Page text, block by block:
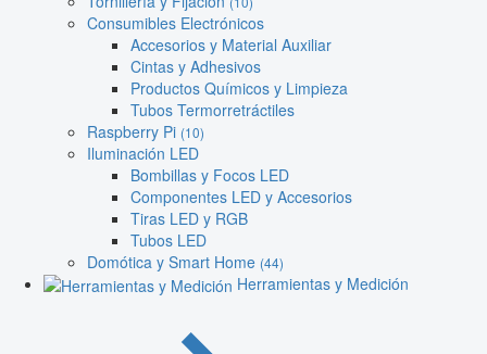
Consumibles Electrónicos
Accesorios y Material Auxiliar
Cintas y Adhesivos
Productos Químicos y Limpieza
Tubos Termorretráctiles
Raspberry Pi (10)
Iluminación LED
Bombillas y Focos LED
Componentes LED y Accesorios
Tiras LED y RGB
Tubos LED
Domótica y Smart Home (44)
Herramientas y Medición